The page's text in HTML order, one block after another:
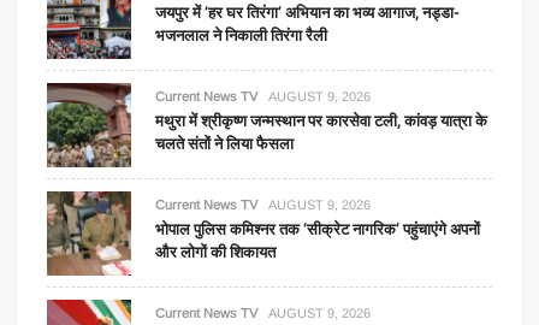
जयपुर में ‘हर घर तिरंगा’ अभियान का भव्य आगाज, नड्डा-
भजनलाल ने निकाली तिरंगा रैली
Current News TV AUGUST 9, 2026
मथुरा में श्रीकृष्ण जन्मस्थान पर कारसेवा टली, कांवड़ यात्रा के
चलते संतों ने लिया फैसला
Current News TV AUGUST 9, 2026
भोपाल पुलिस कमिश्नर तक ‘सीक्रेट नागरिक’ पहुंचाएंगे अपनों
और लोगों की शिकायत
Current News TV AUGUST 9, 2026